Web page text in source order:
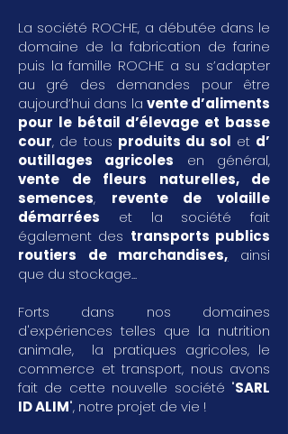
La société ROCHE, a débutée dans le
domaine de la fabrication de farine
puis la famille ROCHE a su s’adapter
au gré des demandes pour être
aujourd’hui dans la vente d’aliments
pour le bétail d’élevage et basse
cour, de tous produits du sol et d’
outillages agricoles en général,
vente de fleurs naturelles, de
semences, revente de volaille
démarrées et la société fait
également des transports publics
routiers de marchandises, ainsi
que du stockage...
Forts dans nos domaines
d'expériences telles que la nutrition
animale, la pratiques agricoles, le
commerce et transport, nous avons
fait de cette nouvelle société "SARL
ID ALIM", notre projet de vie !